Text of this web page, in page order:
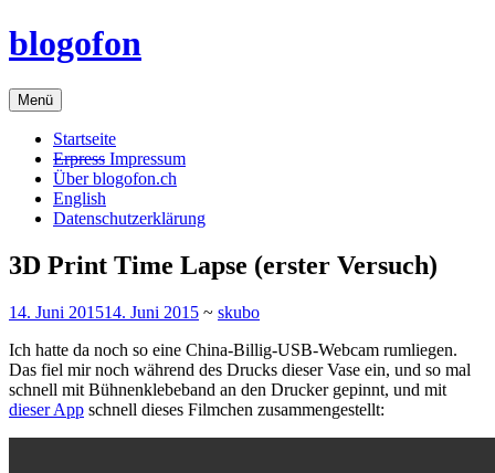
Zum
Inhalt
blogofon
Menü
Startseite
Erpress Impressum
Über blogofon.ch
English
Datenschutzerklärung
3D Print Time Lapse (erster Versuch)
14. Juni 201514. Juni 2015 ~ skubo
Ich hatte da noch so eine China-Billig-USB-Webcam rumliegen.
Das fiel mir noch während des Drucks dieser Vase ein, und so mal
schnell mit Bühnenklebeband an den Drucker gepinnt, und mit
dieser App schnell dieses Filmchen zusammengestellt: